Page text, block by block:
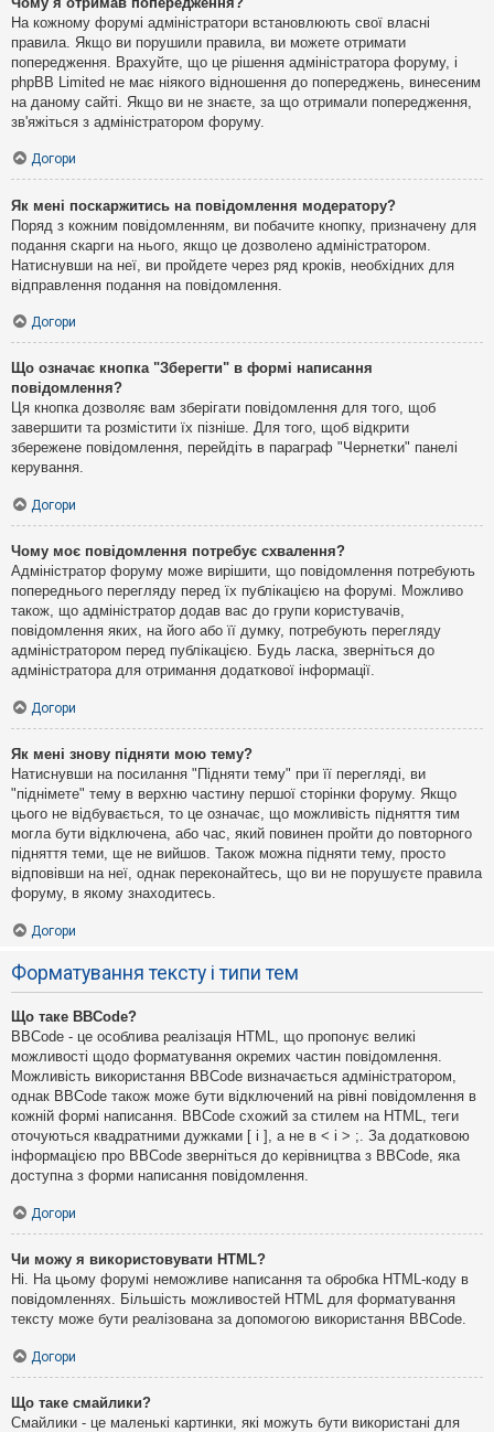
На кожному форумі адміністратори встановлюють свої власні
правила. Якщо ви порушили правила, ви можете отримати
попередження. Врахуйте, що це рішення адміністратора форуму, і
phpBB Limited не має ніякого відношення до попереджень, винесеним
на даному сайті. Якщо ви не знаєте, за що отримали попередження,
зв'яжіться з адміністратором форуму.
Догори
Як мені поскаржитись на повідомлення модератору?
Поряд з кожним повідомленням, ви побачите кнопку, призначену для
подання скарги на нього, якщо це дозволено адміністратором.
Натиснувши на неї, ви пройдете через ряд кроків, необхідних для
відправлення подання на повідомлення.
Догори
Що означає кнопка "Зберегти" в формі написання
повідомлення?
Ця кнопка дозволяє вам зберігати повідомлення для того, щоб
завершити та розмістити їх пізніше. Для того, щоб відкрити
збережене повідомлення, перейдіть в параграф "Чернетки" панелі
керування.
Догори
Чому моє повідомлення потребує схвалення?
Адміністратор форуму може вирішити, що повідомлення потребують
попереднього перегляду перед їх публікацією на форумі. Можливо
також, що адміністратор додав вас до групи користувачів,
повідомлення яких, на його або її думку, потребують перегляду
адміністратором перед публікацією. Будь ласка, зверніться до
адміністратора для отримання додаткової інформації.
Догори
Як мені знову підняти мою тему?
Натиснувши на посилання "Підняти тему" при її перегляді, ви
"піднімете" тему в верхню частину першої сторінки форуму. Якщо
цього не відбувається, то це означає, що можливість підняття тим
могла бути відключена, або час, який повинен пройти до повторного
підняття теми, ще не вийшов. Також можна підняти тему, просто
відповівши на неї, однак переконайтесь, що ви не порушуєте правила
форуму, в якому знаходитесь.
Догори
Форматування тексту і типи тем
Що таке BBCode?
BBCode - це особлива реалізація HTML, що пропонує великі
можливості щодо форматування окремих частин повідомлення.
Можливість використання BBCode визначається адміністратором,
однак BBCode також може бути відключений на рівні повідомлення в
кожній формі написання. BBCode схожий за стилем на HTML, теги
оточуються квадратними дужками [ і ], а не в < і > ;. За додатковою
інформацією про BBCode зверніться до керівництва з BBCode, яка
доступна з форми написання повідомлення.
Догори
Чи можу я використовувати HTML?
Ні. На цьому форумі неможливе написання та обробка HTML-коду в
повідомленнях. Більшість можливостей HTML для форматування
тексту може бути реалізована за допомогою використання BBCode.
Догори
Що таке смайлики?
Смайлики - це маленькі картинки, які можуть бути використані для